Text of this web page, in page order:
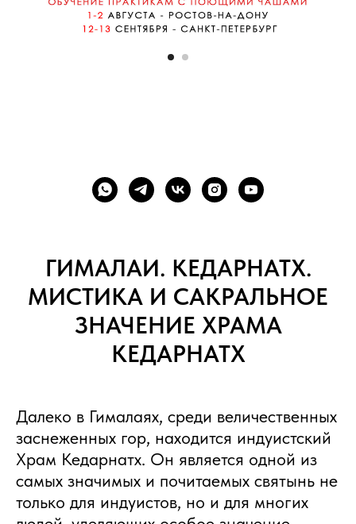
ГИМАЛАИ. КЕДАРНАТХ.
МИСТИКА И САКРАЛЬНОЕ
ЗНАЧЕНИЕ ХРАМА
КЕДАРНАТХ
Далеко в Гималаях, среди величественных
заснеженных гор, находится индуистский
Храм Кедарнатх. Он является одной из
самых значимых и почитаемых святынь не
только для индуистов, но и для многих